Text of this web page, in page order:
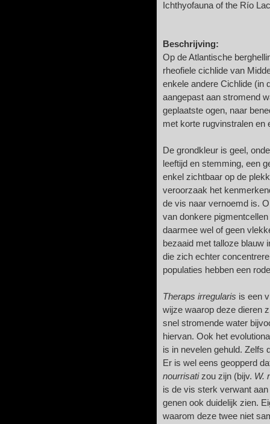
Ichthyofauna of the Río
Beschrijving:
Op de Atlantische
rheofiele cichlide van
enkele andere Cichlide (in
aangepast aan stromend
geplaatste ogen, naar
met korte rugvinstralen en
De grondkleur is geel,
leeftijd en stemming, een
enkel zichtbaar op de
veroorzaak het
de vis naar vernoemd is.
van donkere
daarmee wel of geen
bezaaid met talloze blauw
die zich echter
populaties hebben een
Theraps irregularis is een
wijze waarop deze dieren
snel stromende water
hiervan. Ook het
is in nevelen gehuld. Zelfs
Er is wel eens geopperd
nourrisatizou zijn (bijv. W.
is de vis sterk verwant aan
genen ook duidelijk zien.
waarom deze twee niet